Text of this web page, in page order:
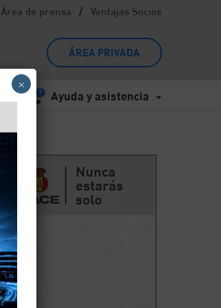
Área de prensa / Ventajas Socios
ÁREA PRIVADA
Ayuda y asistencia
×